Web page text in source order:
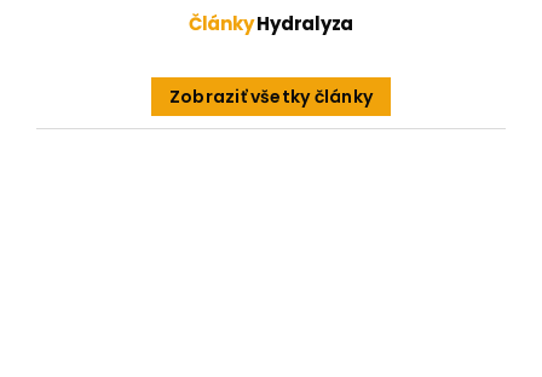
ČlánkyHydralyza
Zobraziť všetky články